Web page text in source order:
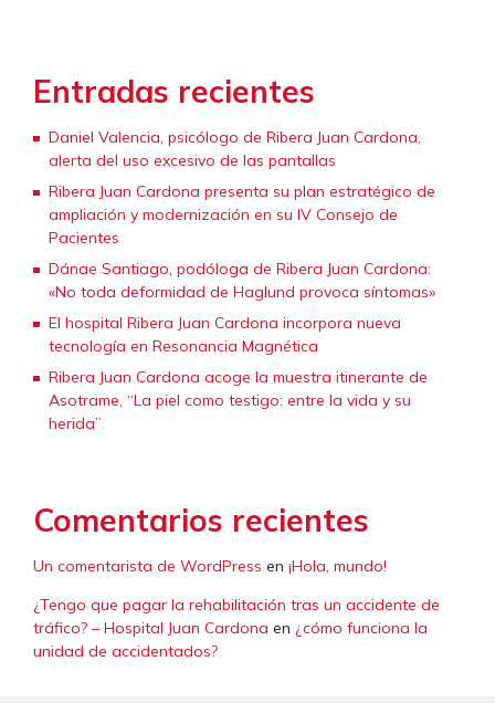
Entradas recientes
Daniel Valencia, psicólogo de Ribera Juan Cardona,
alerta del uso excesivo de las pantallas
Ribera Juan Cardona presenta su plan estratégico de
ampliación y modernización en su IV Consejo de
Pacientes
Dánae Santiago, podóloga de Ribera Juan Cardona:
«No toda deformidad de Haglund provoca síntomas»
El hospital Ribera Juan Cardona incorpora nueva
tecnología en Resonancia Magnética
Ribera Juan Cardona acoge la muestra itinerante de
Asotrame, “La piel como testigo: entre la vida y su
herida”
Comentarios recientes
Un comentarista de WordPress en ¡Hola, mundo!
¿Tengo que pagar la rehabilitación tras un accidente de
tráfico? – Hospital Juan Cardona en ¿cómo funciona la
unidad de accidentados?